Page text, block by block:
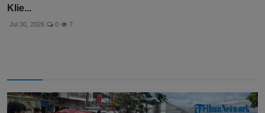
Klie...
Jul 30, 2026 0 7